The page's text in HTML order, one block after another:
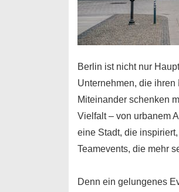
Berlin ist nicht nur
Unternehmen, die
Miteinander schenken
Vielfalt – von urbanem
eine Stadt, die
Teamevents, die mehr
Denn ein gelungenes